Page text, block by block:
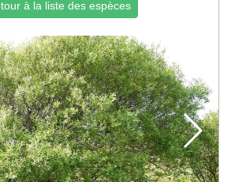
à la liste des espèces